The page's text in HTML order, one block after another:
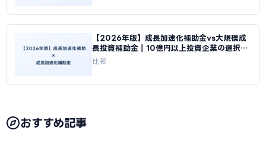
【2026年版】成長加速化補助金vs大規模成
長投資補助金｜10億円以上投資企業の選択基
準｜成長加速化補助金ナビ
比較
おすすめ記事